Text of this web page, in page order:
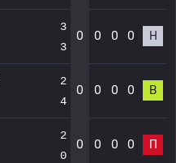
3
3
0 0 0 0 Н
2
4
0 0 0 0 В
2
0
0 0 0 0 П